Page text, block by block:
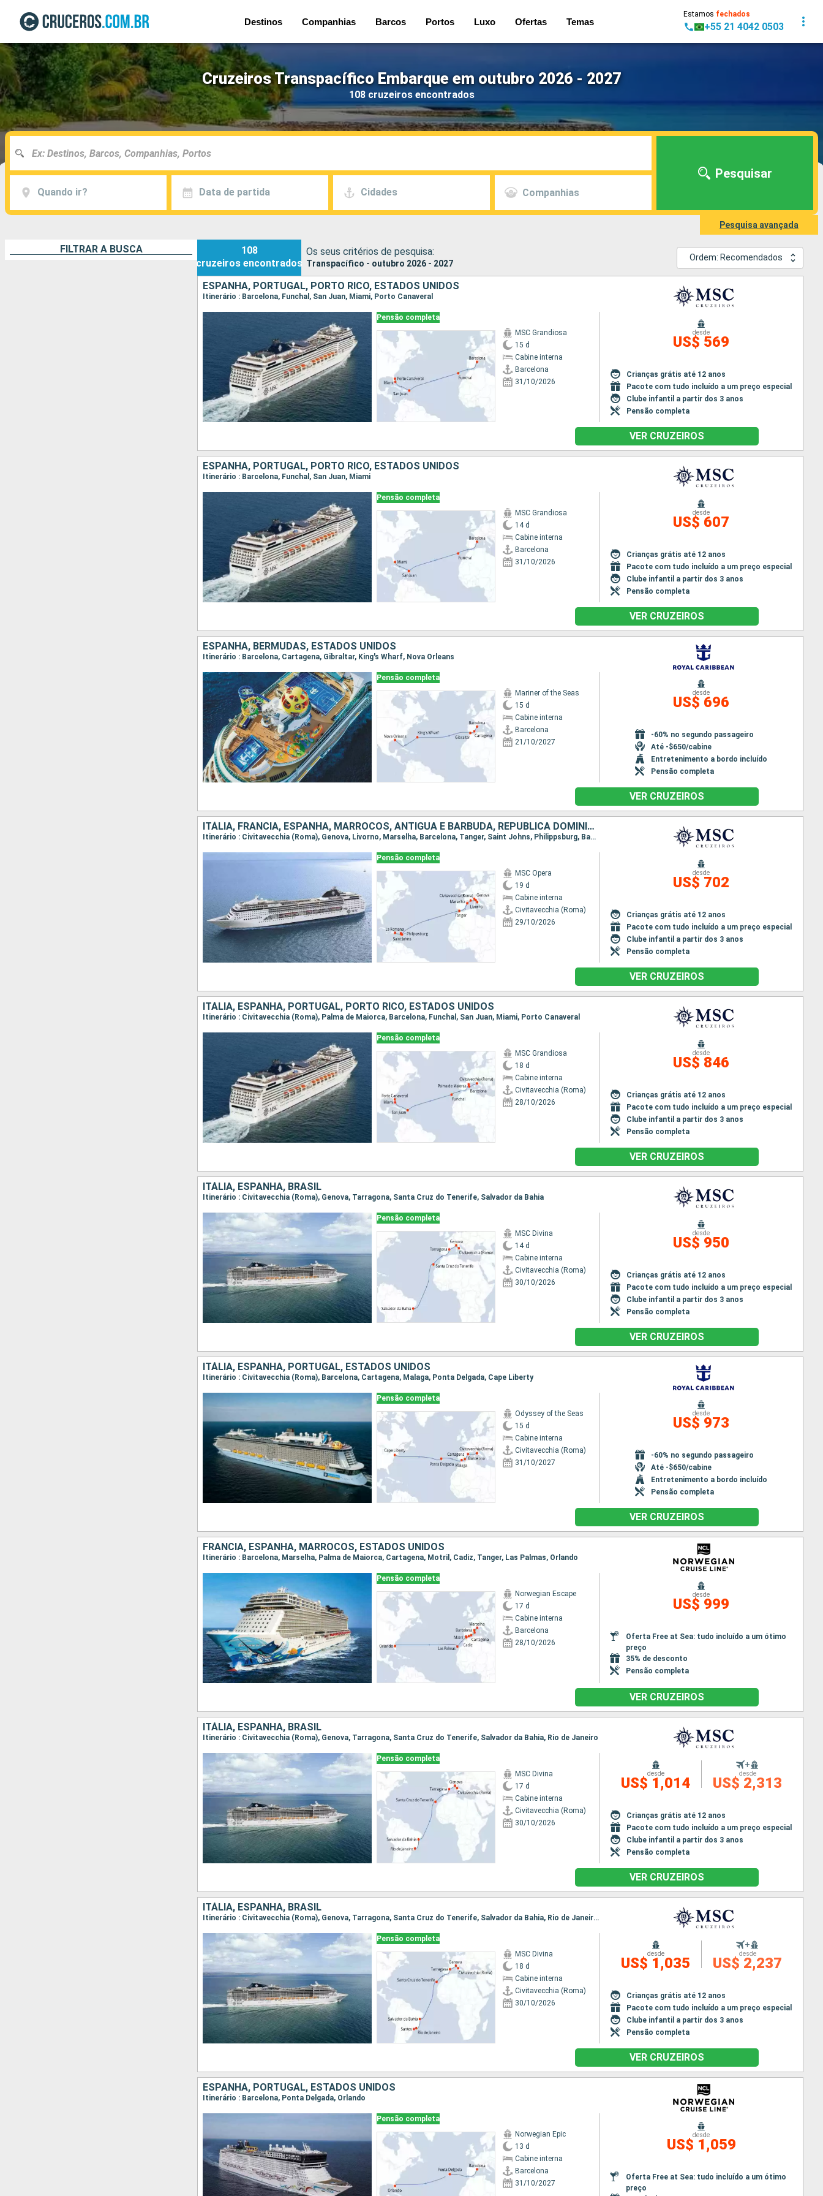
Destinos Companhias Barcos Portos Luxo Ofertas Temas
Estamos fechados
+55 21 4042 0503
Cruzeiros Transpacífico Embarque em outubro 2026 - 2027
108 cruzeiros encontrados
Quando ir? Data de partida Cidades Companhias
Pesquisar
Pesquisa avançada
FILTRAR A BUSCA
108
cruzeiros encontrados
Os seus critérios de pesquisa:
Transpacífico - outubro 2026 - 2027
Ordem: Recomendados
ESPANHA, PORTUGAL, PORTO RICO, ESTADOS UNIDOS
Itinerário : Barcelona, Funchal, San Juan, Miami, Porto Canaveral
Pensão completa
MSC Grandiosa
15 d
Cabine interna
Barcelona
31/10/2026
desde
US$ 569
Crianças grátis até 12 anos
Pacote com tudo incluído a um preço especial
Clube infantil a partir dos 3 anos
Pensão completa
VER CRUZEIROS
ESPANHA, PORTUGAL, PORTO RICO, ESTADOS UNIDOS
Itinerário : Barcelona, Funchal, San Juan, Miami
Pensão completa
MSC Grandiosa
14 d
Cabine interna
Barcelona
31/10/2026
desde
US$ 607
Crianças grátis até 12 anos
Pacote com tudo incluído a um preço especial
Clube infantil a partir dos 3 anos
Pensão completa
VER CRUZEIROS
ESPANHA, BERMUDAS, ESTADOS UNIDOS
Itinerário : Barcelona, Cartagena, Gibraltar, King's Wharf, Nova Orleans
Pensão completa
Mariner of the Seas
15 d
Cabine interna
Barcelona
21/10/2027
desde
US$ 696
-60% no segundo passageiro
Até -$650/cabine
Entretenimento a bordo incluído
Pensão completa
VER CRUZEIROS
ITÁLIA, FRANCIA, ESPANHA, MARROCOS, ANTIGUA E BARBUDA, REPUBLICA DOMINICANA
Itinerário : Civitavecchia (Roma), Genova, Livorno, Marselha, Barcelona, Tanger, Saint Johns, Philippsburg, Basseterre (St Kitts), La Romana
Pensão completa
MSC Opera
19 d
Cabine interna
Civitavecchia (Roma)
29/10/2026
desde
US$ 702
Crianças grátis até 12 anos
Pacote com tudo incluído a um preço especial
Clube infantil a partir dos 3 anos
Pensão completa
VER CRUZEIROS
ITÁLIA, ESPANHA, PORTUGAL, PORTO RICO, ESTADOS UNIDOS
Itinerário : Civitavecchia (Roma), Palma de Maiorca, Barcelona, Funchal, San Juan, Miami, Porto Canaveral
Pensão completa
MSC Grandiosa
18 d
Cabine interna
Civitavecchia (Roma)
28/10/2026
desde
US$ 846
Crianças grátis até 12 anos
Pacote com tudo incluído a um preço especial
Clube infantil a partir dos 3 anos
Pensão completa
VER CRUZEIROS
ITÁLIA, ESPANHA, BRASIL
Itinerário : Civitavecchia (Roma), Genova, Tarragona, Santa Cruz do Tenerife, Salvador da Bahia
Pensão completa
MSC Divina
14 d
Cabine interna
Civitavecchia (Roma)
30/10/2026
desde
US$ 950
Crianças grátis até 12 anos
Pacote com tudo incluído a um preço especial
Clube infantil a partir dos 3 anos
Pensão completa
VER CRUZEIROS
ITÁLIA, ESPANHA, PORTUGAL, ESTADOS UNIDOS
Itinerário : Civitavecchia (Roma), Barcelona, Cartagena, Malaga, Ponta Delgada, Cape Liberty
Pensão completa
Odyssey of the Seas
15 d
Cabine interna
Civitavecchia (Roma)
31/10/2027
desde
US$ 973
-60% no segundo passageiro
Até -$650/cabine
Entretenimento a bordo incluído
Pensão completa
VER CRUZEIROS
FRANCIA, ESPANHA, MARROCOS, ESTADOS UNIDOS
Itinerário : Barcelona, Marselha, Palma de Maiorca, Cartagena, Motril, Cadiz, Tanger, Las Palmas, Orlando
Pensão completa
Norwegian Escape
17 d
Cabine interna
Barcelona
28/10/2026
desde
US$ 999
Oferta Free at Sea: tudo incluído a um ótimo
preço
35% de desconto
Pensão completa
VER CRUZEIROS
ITÁLIA, ESPANHA, BRASIL
Itinerário : Civitavecchia (Roma), Genova, Tarragona, Santa Cruz do Tenerife, Salvador da Bahia, Rio de Janeiro
Pensão completa
MSC Divina
17 d
Cabine interna
Civitavecchia (Roma)
30/10/2026
desde
US$ 1,014
+
desde
US$ 2,313
Crianças grátis até 12 anos
Pacote com tudo incluído a um preço especial
Clube infantil a partir dos 3 anos
Pensão completa
VER CRUZEIROS
ITÁLIA, ESPANHA, BRASIL
Itinerário : Civitavecchia (Roma), Genova, Tarragona, Santa Cruz do Tenerife, Salvador da Bahia, Rio de Janeiro, Santos
Pensão completa
MSC Divina
18 d
Cabine interna
Civitavecchia (Roma)
30/10/2026
desde
US$ 1,035
+
desde
US$ 2,237
Crianças grátis até 12 anos
Pacote com tudo incluído a um preço especial
Clube infantil a partir dos 3 anos
Pensão completa
VER CRUZEIROS
ESPANHA, PORTUGAL, ESTADOS UNIDOS
Itinerário : Barcelona, Ponta Delgada, Orlando
Pensão completa
Norwegian Epic
13 d
Cabine interna
Barcelona
31/10/2027
desde
US$ 1,059
Oferta Free at Sea: tudo incluído a um ótimo
preço